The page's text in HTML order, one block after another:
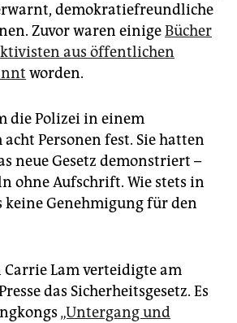
demokratiefreundliche
Zuvor waren einigeBücher
aus öffentlichen
worden.
die Polizei in einem
Personen fest. Sie hatten
neue Gesetz demonstriert –
ohne Aufschrift. Wie stets in
keine Genehmigung für den
Carrie Lam verteidigte am
das Sicherheitsgesetz. Es
„Untergang und